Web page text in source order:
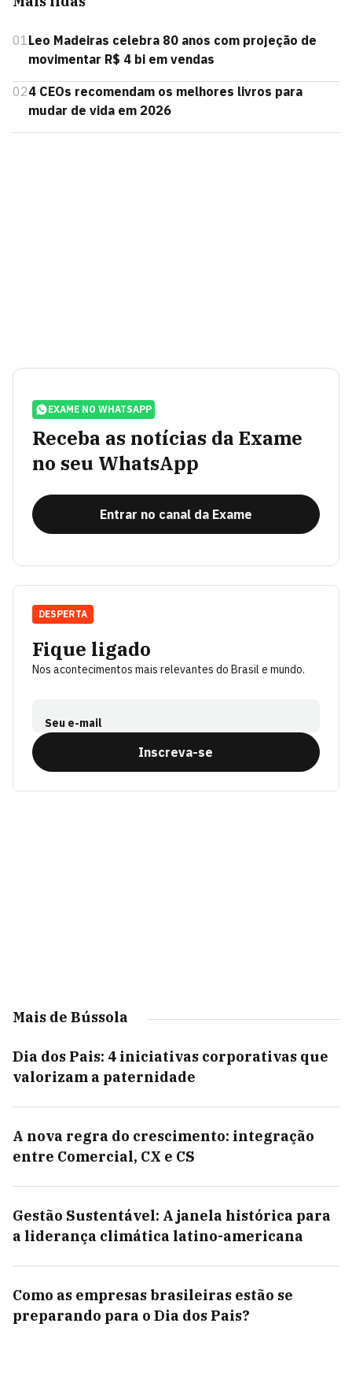
01Leo Madeiras celebra 80 anos com projeção de
movimentar R$ 4 bi em vendas
024 CEOs recomendam os melhores livros para
mudar de vida em 2026
EXAME NO WHATSAPP
Receba as notícias da Exame
no seu WhatsApp
Entrar no canal da Exame
Fique ligado
Nos acontecimentos mais relevantes do Brasil e mundo.
Seu e-mail
Inscreva-se
DESPERTA
Mais de Bússola
Dia dos Pais: 4 iniciativas corporativas que
valorizam a paternidade
A nova regra do crescimento: integração
entre Comercial, CX e CS
Gestão Sustentável: A janela histórica para
a liderança climática latino-americana
Como as empresas brasileiras estão se
preparando para o Dia dos Pais?